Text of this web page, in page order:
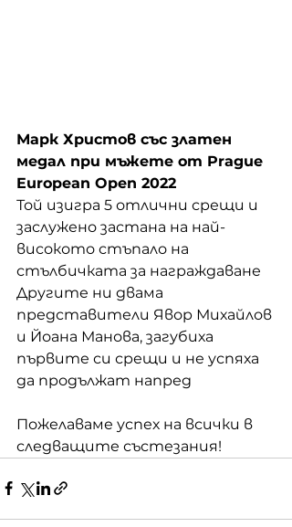
Марк Христов със златен
медал при мъжете от Prague
European Open 2022
Той изигра 5 отлични срещи и
заслужено застана на най-
високото стъпало на
стълбичката за награждаване
Другите ни двама
представители Явор Михайлов
и Йоана Манова, загубиха
първите си срещи и не успяха
да продължат напред
Пожелаваме успех на всички в
следващите състезания!